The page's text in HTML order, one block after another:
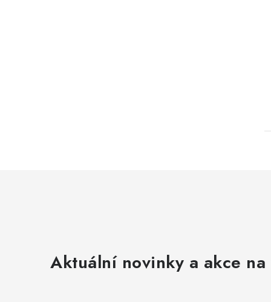
Aktuální novinky a akce na